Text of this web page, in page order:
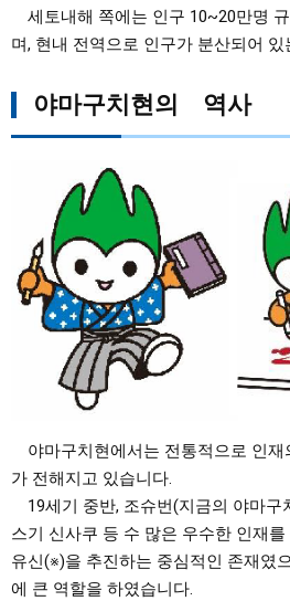
세토내해 쪽에는 인구 10~20만명
며, 현내 전역으로 인구가 분산되어
야마구치현의 역사
야마구치현에서는 전통적으로 인재
가 전해지고 있습니다.
19세기 중반, 조슈번(지금의 야마구
스기 신사쿠 등 수 많은 우수한 인재
유신(※)을 추진하는 중심적인 존재였
에 큰 역할을 하였습니다.